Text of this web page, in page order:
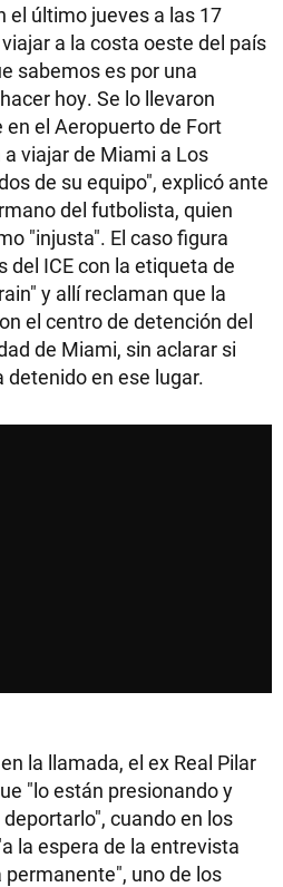
el último jueves a las 17
a la costa oeste del país
sabemos es por una
hoy. Se lo llevaron
el Aeropuerto de Fort
viajar de Miami a Los
de su equipo", explicó ante
del futbolista, quien
"injusta". El caso figura
ICE con la etiqueta de
y allí reclaman que la
el centro de detención del
de Miami, sin aclarar si
en ese lugar.
la llamada, el ex Real Pilar
"lo están presionando y
cuando en los
la espera de la entrevista
uno de los